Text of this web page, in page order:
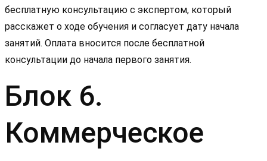
бесплатную консультацию с экспертом, который
расскажет о ходе обучения и согласует дату начала
занятий. Оплата вносится после бесплатной
консультации до начала первого занятия.
Блок 6.
Коммерческое